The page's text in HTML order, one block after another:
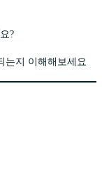
?
는지 이해해보세요